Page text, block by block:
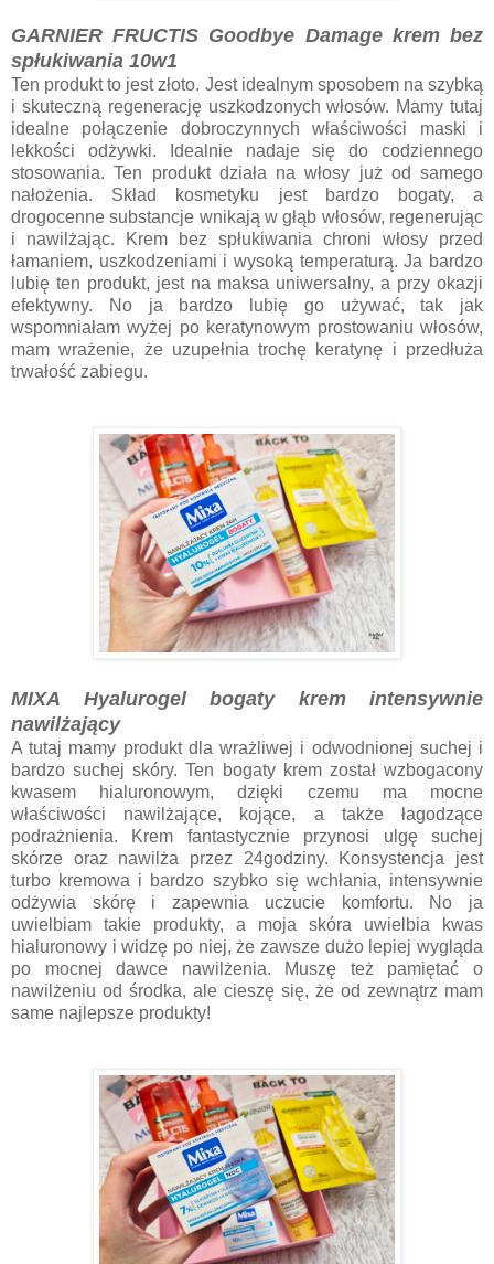
GARNIER FRUCTIS Goodbye Damage krem bez
spłukiwania 10w1
Ten produkt to jest złoto. Jest idealnym sposobem na szybką
i skuteczną regenerację uszkodzonych włosów. Mamy tutaj
idealne połączenie dobroczynnych właściwości maski i
lekkości odżywki. Idealnie nadaje się do codziennego
stosowania. Ten produkt działa na włosy już od samego
nałożenia. Skład kosmetyku jest bardzo bogaty, a
drogocenne substancje wnikają w głąb włosów, regenerując
i nawilżając. Krem bez spłukiwania chroni włosy przed
łamaniem, uszkodzeniami i wysoką temperaturą. Ja bardzo
lubię ten produkt, jest na maksa uniwersalny, a przy okazji
efektywny. No ja bardzo lubię go używać, tak jak
wspomniałam wyżej po keratynowym prostowaniu włosów,
mam wrażenie, że uzupełnia trochę keratynę i przedłuża
trwałość zabiegu.
MIXA Hyalurogel bogaty krem intensywnie
nawilżający
A tutaj mamy produkt dla wrażliwej i odwodnionej suchej i
bardzo suchej skóry. Ten bogaty krem został wzbogacony
kwasem hialuronowym, dzięki czemu ma mocne
właściwości nawilżające, kojące, a także łagodzące
podrażnienia. Krem fantastycznie przynosi ulgę suchej
skórze oraz nawilża przez 24godziny. Konsystencja jest
turbo kremowa i bardzo szybko się wchłania, intensywnie
odżywia skórę i zapewnia uczucie komfortu. No ja
uwielbiam takie produkty, a moja skóra uwielbia kwas
hialuronowy i widzę po niej, że zawsze dużo lepiej wygląda
po mocnej dawce nawilżenia. Muszę też pamiętać o
nawilżeniu od środka, ale cieszę się, że od zewnątrz mam
same najlepsze produkty!